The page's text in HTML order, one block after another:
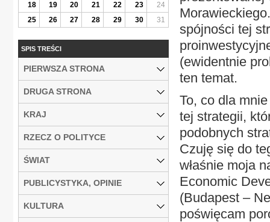
spójności tej
(ewidentnie
ten temat.
To, co dla
tej strategii,
podobnych
Czuję się do
właśnie moja
Economic
(Budapest –
poświęcam
18
19 20 21 22 23
24
25
26 27 28 29 30 31
SPIS TREŚCI
PIERWSZA STRONA
DRUGA STRONA
KRAJ
RZECZ O POLITYCE
ŚWIAT
PUBLICYSTYKA, OPINIE
KULTURA